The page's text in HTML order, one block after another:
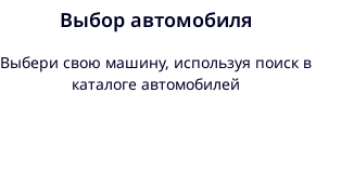
Выбор автомобиля
Выбери свою машину, используя поиск в
каталоге автомобилей